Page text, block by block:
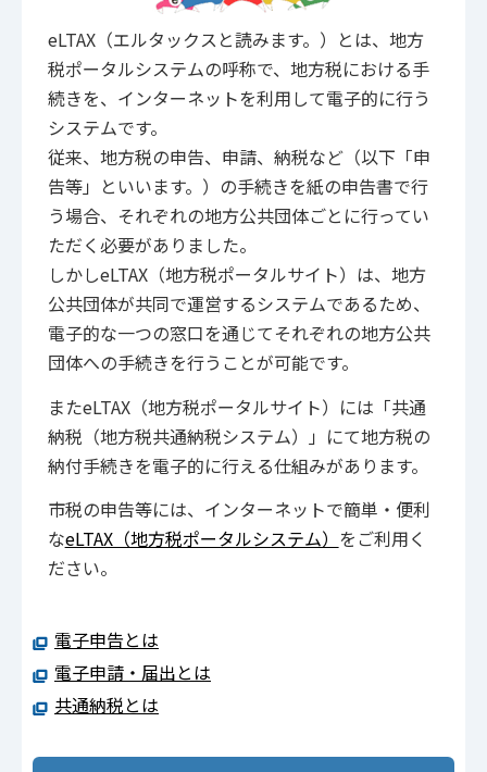
eLTAX（エルタックスと読みます。）とは、地方
税ポータルシステムの呼称で、地方税における手
続きを、インターネットを利用して電子的に行う
システムです。
従来、地方税の申告、申請、納税など（以下「申
告等」といいます。）の手続きを紙の申告書で行
う場合、それぞれの地方公共団体ごとに行ってい
ただく必要がありました。
しかしeLTAX（地方税ポータルサイト）は、地方
公共団体が共同で運営するシステムであるため、
電子的な一つの窓口を通じてそれぞれの地方公共
団体への手続きを行うことが可能です。
またeLTAX（地方税ポータルサイト）には「共通
納税（地方税共通納税システム）」にて地方税の
納付手続きを電子的に行える仕組みがあります。
市税の申告等には、インターネットで簡単・便利
なeLTAX（地方税ポータルシステム） をご利用く
ださい。
電子申告とは
電子申請・届出とは
共通納税とは